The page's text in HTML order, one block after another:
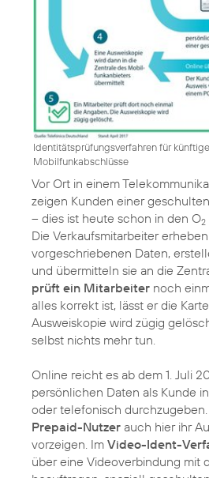
Identitätsprüfungsverfahren für
Mobilfunkabschlüsse
Vor Ort in einem
zeigen Kunden einer
– dies ist heute schon in den O2
Die Verkaufsmitarbeiter
vorgeschriebenen Daten,
und übermitteln sie an die
prüft ein Mitarbeiter noch
alles korrekt ist, lässt er die
Ausweiskopie wird zügig
selbst nichts mehr tun.
Online reicht es ab dem 1. Juli
persönlichen Daten als Kunde
oder telefonisch
Prepaid-Nutzer auch hier ihr
vorzeigen. Im Video-Ident-
über eine Videoverbindung mit